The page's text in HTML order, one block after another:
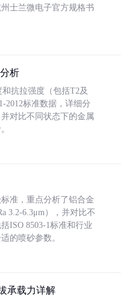
士兰微电子官方规格书
析
抗拉强度（包括T2及
2012标准数据，详细分
对比不同状态下的金属
准，重点分析了铝合金
3.2-6.3μm），并对比不
ISO 8503-1标准和行业
的喷砂参数。
承载力详解